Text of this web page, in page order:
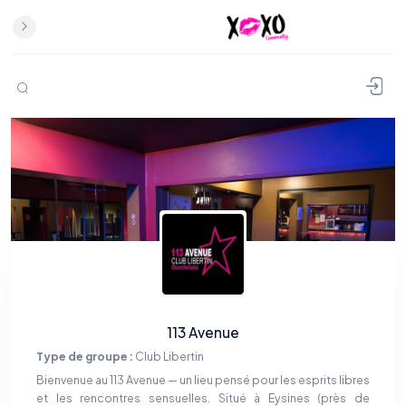
113 Avenue
Type de groupe : Club Libertin
Bienvenue au 113 Avenue — un lieu pensé pour les esprits libres
et les rencontres sensuelles. Situé à Eysines (près de